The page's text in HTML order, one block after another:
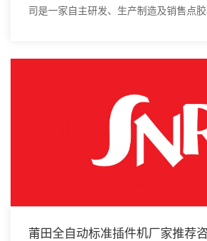
司是一家自主研发、生产制造及销售点胶
莆田全自动标准插件机厂家推荐